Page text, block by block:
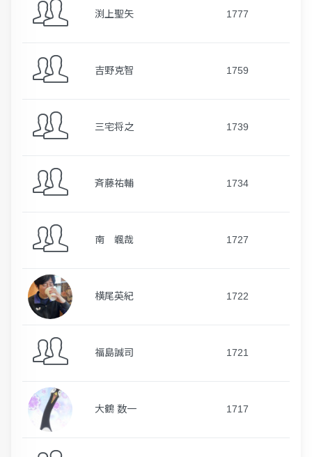
渕上聖矢 1777
吉野克智 1759
三宅将之 1739
斉藤祐輔 1734
南 颯哉 1727
横尾英紀 1722
福島誠司 1721
大鶴 数一 1717